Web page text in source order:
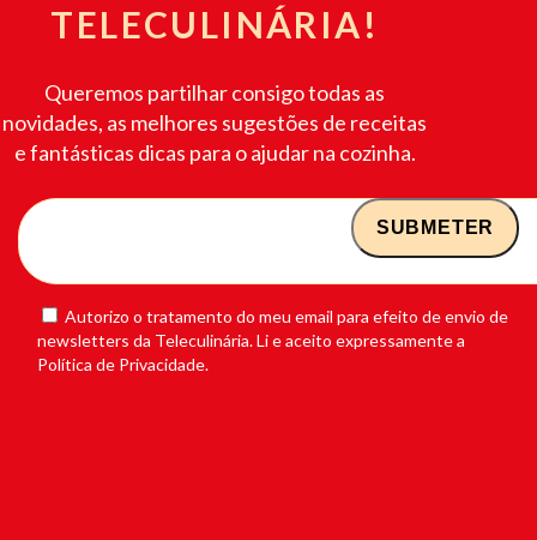
TELECULINÁRIA!
Queremos partilhar consigo todas as
novidades, as melhores sugestões de receitas
e fantásticas dicas para o ajudar na cozinha.
Autorizo o tratamento do meu email para efeito de envio de
newsletters da Teleculinária. Li e aceito expressamente a
Política de Privacidade.